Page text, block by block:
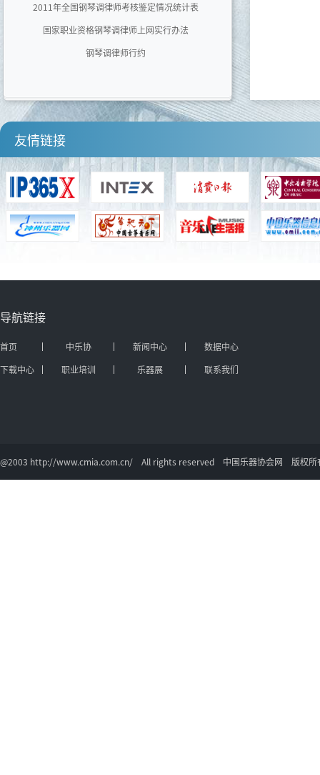
2011年全国钢琴调律师考核鉴定情况统计表
国家职业资格钢琴调律师上网实行办法
钢琴调律师行约
友情链接
导航链接
首页 中乐协 新闻中心
数据中心
下载中心
职业培训 乐器展 联系我们
@2003 http://www.cmia.com.cn/ All rights reserved 中国乐器协会网 版权